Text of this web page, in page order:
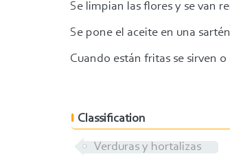
Se limpian las flores y se van
Se pone el aceite en una
Cuando están fritas se sirven
Classification
Verduras y hortalizas